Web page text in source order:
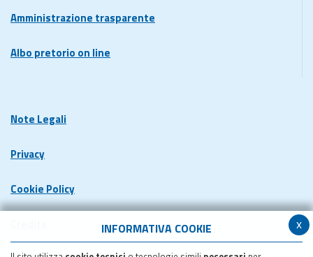
x
INFORMATIVA COOKIE
Amministrazione trasparente
Albo pretorio on line
Note Legali
Privacy
Cookie Policy